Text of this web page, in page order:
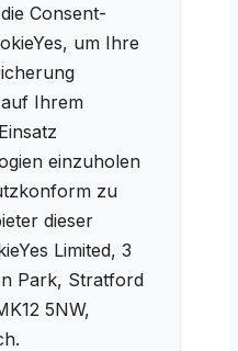
Consent-
um Ihre
Ihrem
einzuholen
zu
dieser
Limited, 3
Park, Stratford
5NW,